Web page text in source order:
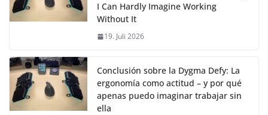
I Can Hardly Imagine Working
Without It
19. Juli 2026
Conclusión sobre la Dygma Defy: La
ergonomía como actitud – y por qué
apenas puedo imaginar trabajar sin
ella